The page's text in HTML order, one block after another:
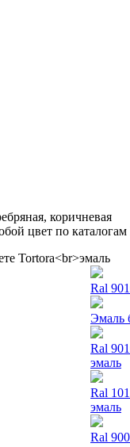
коричневая
цвет по
Ral
Эмаль
Ral
эмаль
Ral
эмаль
Ral